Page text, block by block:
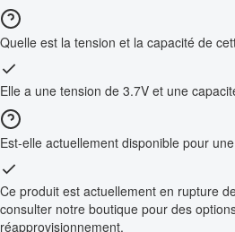
Quelle est la tension et la capacité de
Elle a une tension de 3.7V et une
Est-elle actuellement disponible pour
Ce produit est actuellement en rupture
consulter notre boutique pour des
réapprovisionnement.